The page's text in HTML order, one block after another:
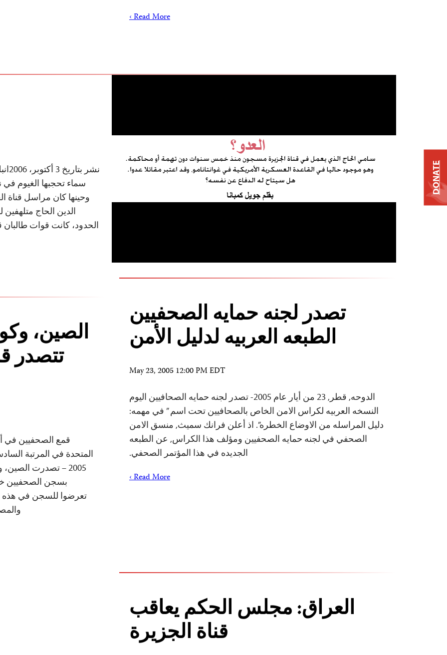
Read More ›
سماء تحجبها الغيوم في
وحينها كان مراسل
الدين الحاج
الحدود، كانت قوات
تصدر لجنه حمايه الصحفيين
الطبعه العربيه لدليل الأمن
May 23, 2005 12:00 PM EDT
الدوحه, قطر, 23 من أيار عام 2005- تصدر لجنه حمايه الصحافيين اليوم
النسخه العربيه لكراس الامن الخاص بالصحافيين تحت اسم ” في مهمه:
دليل المراسله من الاوضاع الخطره”. اذ أعلن فرانك سميث, منسق الامن
الصحفي في لجنه حمايه الصحفيين ومؤلف هذا الكراس, عن الطبعه
الجديده في هذا المؤتمر الصحفي.
Read More ›
الصين،
تتصدر
قمع الصحفيين في
2005 – تصدرت
تعرضوا للسجن في هذه
العراق: مجلس الحكم يعاقب
قناة الجزيرة
DONATE